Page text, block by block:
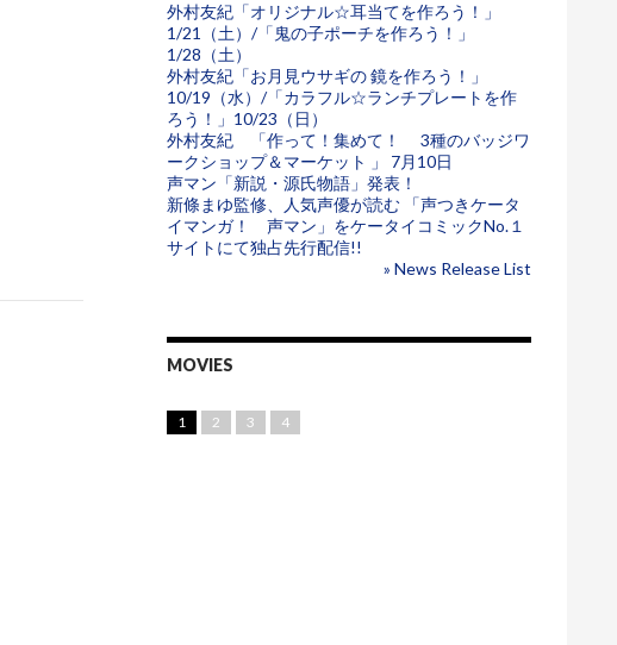
外村友紀「オリジナル☆耳当てを作ろう！」
1/21（土）/「鬼の子ポーチを作ろう！」
1/28（土）
外村友紀「お月見ウサギの 鏡を作ろう！」
10/19（水）/「カラフル☆ランチプレートを作
ろう！」10/23（日）
外村友紀 「作って！集めて！ 3種のバッジワ
ークショップ＆マーケット 」 7月10日
声マン「新説・源氏物語」発表！
新條まゆ監修、人気声優が読む 「声つきケータ
イマンガ！ 声マン」をケータイコミックNo.１
サイトにて独占先行配信!!
» News Release List
MOVIES
1 2 3 4